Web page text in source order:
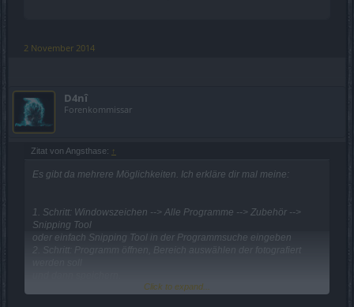
2 November 2014
D4nî
Forenkommissar
Zitat von Angsthase: ↑
Es gibt da mehrere Möglichkeiten. Ich erkläre dir mal meine:
1. Schritt: Windowszeichen --> Alle Programme --> Zubehör -->
Snipping Tool
oder einfach Snipping Tool in der Programmsuche eingeben
2. Schritt: Programm öffnen, Bereich auswählen der fotografiert
http://www.fotos-hochladen.netoder andere Upload-Seite
Click to expand...